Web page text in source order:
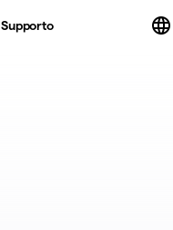
Supporto